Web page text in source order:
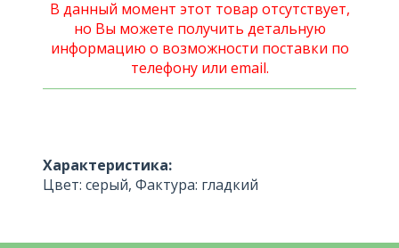
В данный момент этот товар отсутствует,
но Вы можете получить детальную
информацию о возможности поставки по
телефону или email.
Характеристика:
Цвет: серый, Фактура: гладкий